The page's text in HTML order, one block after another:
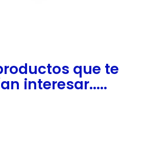
que te
interesar.....